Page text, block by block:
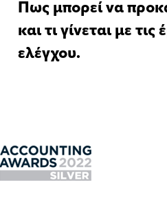
Πως μπορεί να
και τι γίνεται με
ελέγχου.